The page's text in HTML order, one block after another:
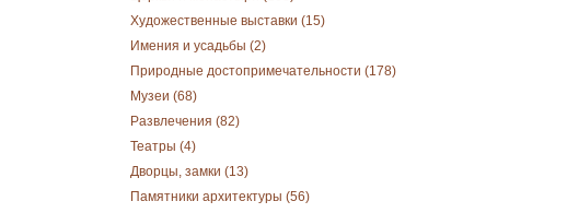
Художественные выставки (15)
Имения и усадьбы (2)
Природные достопримечательности (178)
Музеи (68)
Развлечения (82)
Театры (4)
Дворцы, замки (13)
Памятники архитектуры (56)